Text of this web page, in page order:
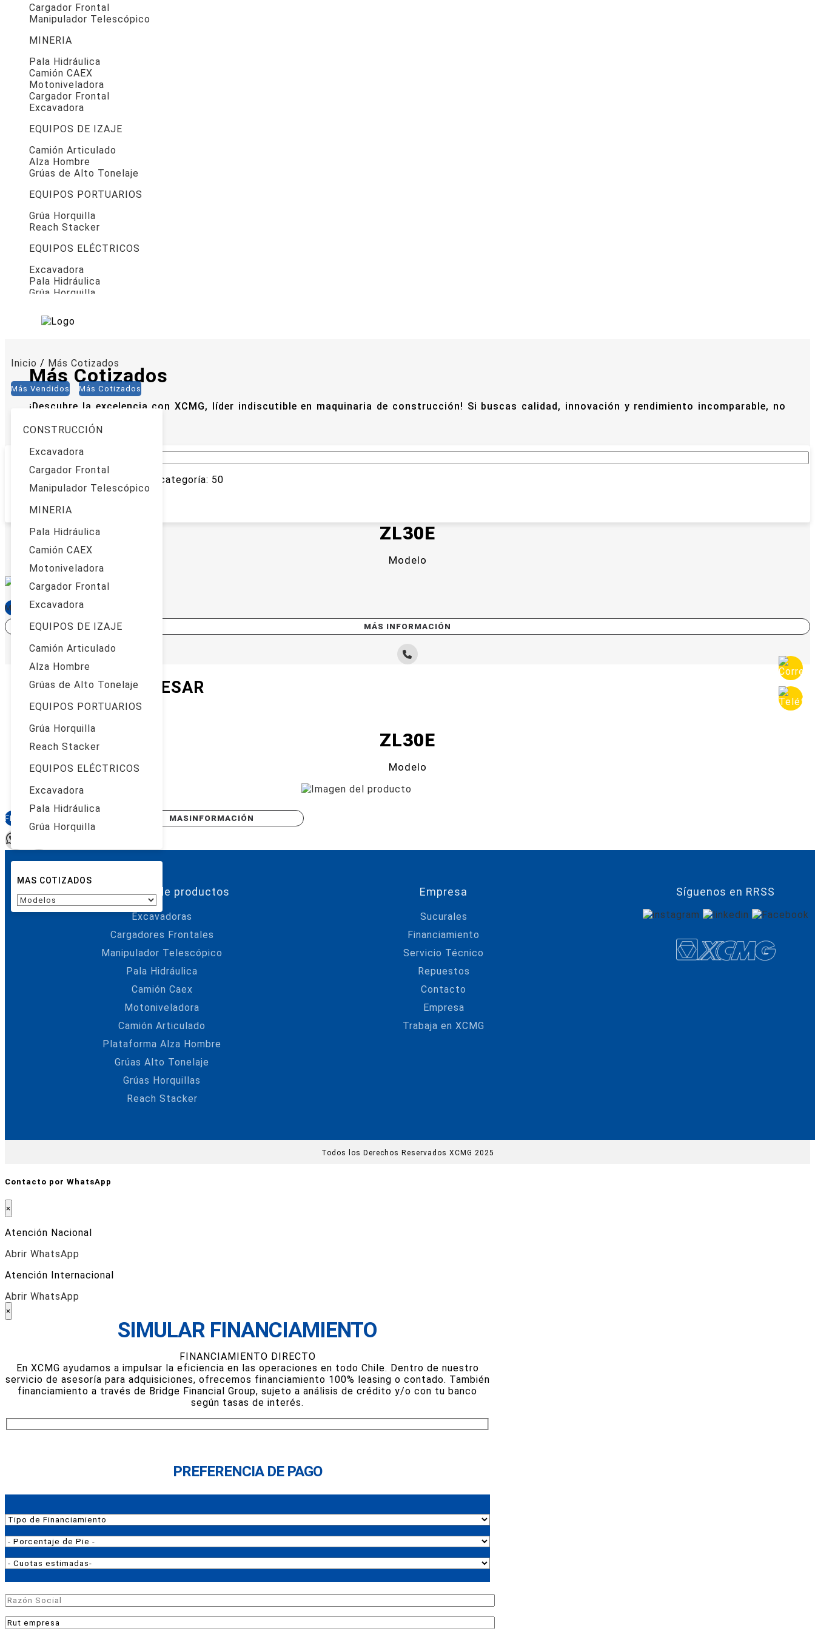
Cargador Frontal
Manipulador Telescópico
MINERIA
Pala Hidráulica
Camión CAEX
Motoniveladora
Cargador Frontal
Excavadora
EQUIPOS DE IZAJE
Camión Articulado
Alza Hombre
Grúas de Alto Tonelaje
EQUIPOS PORTUARIOS
Grúa Horquilla
Reach Stacker
EQUIPOS ELÉCTRICOS
Excavadora
Pala Hidráulica
Grúa Horquilla
Inicio / Más Cotizados
Más Vendidos Más Cotizados
CONSTRUCCIÓN
Excavadora
Cargador Frontal
Manipulador Telescópico
MINERIA
Pala Hidráulica
Camión CAEX
Motoniveladora
Cargador Frontal
Excavadora
EQUIPOS DE IZAJE
Camión Articulado
Alza Hombre
Grúas de Alto Tonelaje
EQUIPOS PORTUARIOS
Grúa Horquilla
Reach Stacker
EQUIPOS ELÉCTRICOS
Excavadora
Pala Hidráulica
Grúa Horquilla
MAS COTIZADOS
Más Cotizados
¡Descubre la excelencia con XCMG, líder indiscutible en maquinaria de construcción! Si buscas calidad, innovación y rendimiento incomparable, no
Cantidad de productos en la categoría: 50
ZL30E
Modelo
MAS INFORMACIÓN
MÁS INFORMACIÓN
TE PUEDE INTERESAR
ZL30E
Modelo
FINANCIAMIENTO MASINFORMACIÓN
Categorías de productos
Excavadoras
Cargadores Frontales
Manipulador Telescópico
Pala Hidráulica
Camión Caex
Motoniveladora
Camión Articulado
Plataforma Alza Hombre
Grúas Alto Tonelaje
Grúas Horquillas
Reach Stacker
Empresa
Sucurales
Financiamiento
Servicio Técnico
Repuestos
Contacto
Empresa
Trabaja en XCMG
Síguenos en RRSS
Todos los Derechos Reservados XCMG 2025
Contacto por WhatsApp
×
Atención Nacional
Abrir WhatsApp
Atención Internacional
Abrir WhatsApp
×
SIMULAR FINANCIAMIENTO
FINANCIAMIENTO DIRECTO
En XCMG ayudamos a impulsar la eficiencia en las operaciones en todo Chile. Dentro de nuestro
servicio de asesoría para adquisiciones, ofrecemos financiamiento 100% leasing o contado. También
financiamiento a través de Bridge Financial Group, sujeto a análisis de crédito y/o con tu banco
según tasas de interés.
PREFERENCIA DE PAGO